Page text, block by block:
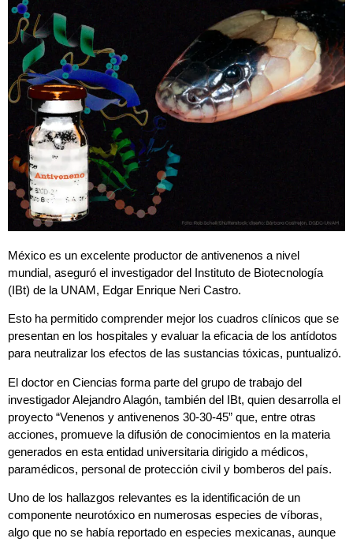
México es un excelente productor de antivenenos a nivel
mundial, aseguró el investigador del Instituto de Biotecnología
(IBt) de la UNAM, Edgar Enrique Neri Castro.
Esto ha permitido comprender mejor los cuadros clínicos que se
presentan en los hospitales y evaluar la eficacia de los antídotos
para neutralizar los efectos de las sustancias tóxicas, puntualizó.
El doctor en Ciencias forma parte del grupo de trabajo del
investigador Alejandro Alagón, también del IBt, quien desarrolla el
proyecto “Venenos y antivenenos 30-30-45” que, entre otras
acciones, promueve la difusión de conocimientos en la materia
generados en esta entidad universitaria dirigido a médicos,
paramédicos, personal de protección civil y bomberos del país.
Uno de los hallazgos relevantes es la identificación de un
componente neurotóxico en numerosas especies de víboras,
algo que no se había reportado en especies mexicanas, aunque